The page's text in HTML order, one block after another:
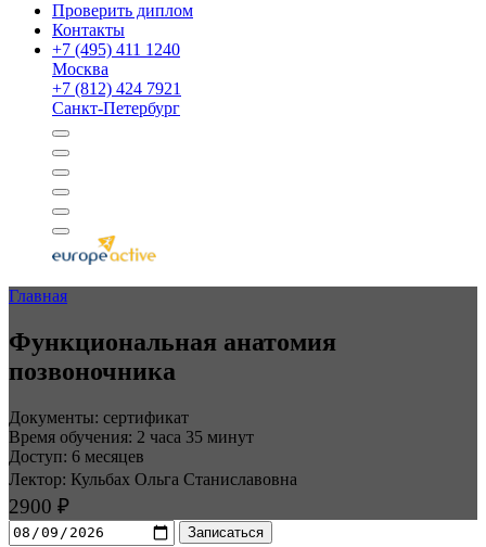
Проверить диплом
Контакты
+7 (495) 411 1240
Москва
+7 (812) 424 7921
Санкт-Петербург
Главная
Функциональ­ная анатомия
позвоночника
Документы: сертификат
Время обучения: 2 часа 35 минут
Доступ: 6 месяцев
Лектор: Кульбах Ольга Станиславовна
2900 ₽
Записаться